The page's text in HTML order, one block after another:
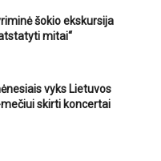
šokio ekskursija
mitai“
vyks Lietuvos
skirti koncertai